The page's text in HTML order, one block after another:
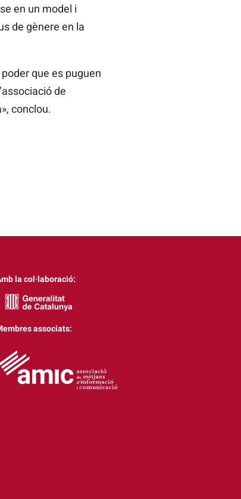
en un model i
de gènere en la
que es puguen
de
conclou.
la col·laboració:
associats: